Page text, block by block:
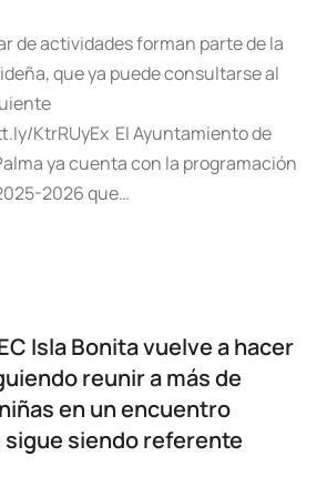
de actividades forman parte de la
que ya puede consultarse al
KtrRUyEx El Ayuntamiento de
ya cuenta con la programación
2026 que…
Isla Bonita vuelve a hacer
reunir a más de
en un encuentro
sigue siendo referente